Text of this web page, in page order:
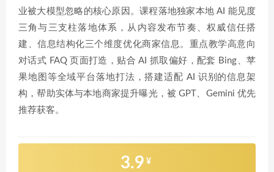
业被大模型忽略的核心原因。课程落地独家本地 AI 能见度
三角与三支柱落地体系，从内容发布节奏、权威信任搭
建、信息结构化三个维度优化商家信息。重点教学高意向
对话式 FAQ 页面打造，贴合 AI 抓取偏好，配套 Bing、苹
果地图等全域平台落地打法，搭建适配 AI 识别的信息架
构，帮助实体与本地商家提升曝光，被 GPT、Gemini 优先
推荐获客。
3.9 ¥